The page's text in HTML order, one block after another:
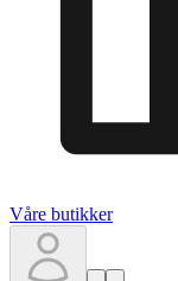
Våre butikker